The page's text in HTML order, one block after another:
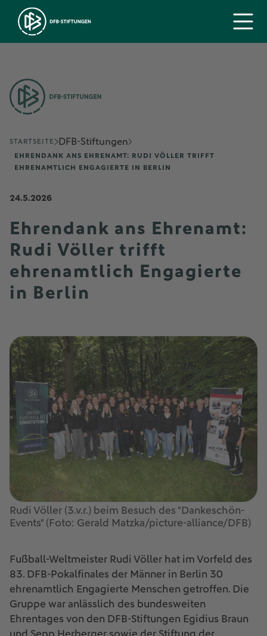
STARTSEITE DFB-Stiftungen
EHRENDANK ANS EHRENAMT: RUDI VÖLLER TRIFFT
EHRENAMTLICH ENGAGIERTE IN BERLIN
24.5.2026
Ehrendank ans Ehrenamt:
Rudi Völler trifft
ehrenamtlich Engagierte
in Berlin
Rudi Völler (3.v.r.) beim Besuch des "Dankeschön-
Events" (Foto: Gerald Matzka/picture-alliance/DFB)
Fußball-Weltmeister Rudi Völler hat im Vorfeld des
83. DFB-Pokalfinales der Männer in Berlin 30
ehrenamtlich Engagierte Menschen getroffen. Die
Gruppe war anlässlich des bundesweiten
Ehrentages von den DFB-Stiftungen Egidius Braun